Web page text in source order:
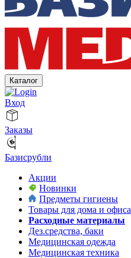
Каталог
Вход
Заказы
Базисрубли
Акции
Новинки
Предметы гигиены
Товары для дома и офиса
Расходные материалы
Дез.средства, баки
Медицинская одежда
Медицинская техника